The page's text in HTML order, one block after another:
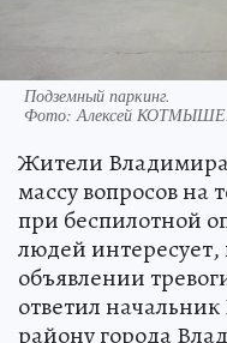
Подземный паркинг.
Фото:Алексей
Жители Владимира
массу вопросов на
при беспилотной
людей интересует,
объявлении
ответил
району города